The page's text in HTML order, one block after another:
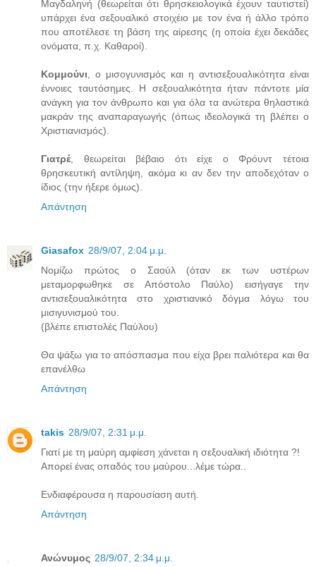
Μαγδαληνή (θεωρείται ότι θρησκειολογικά έχουν ταυτιστεί)
υπάρχει ένα σεξουαλικό στοιχέιο με τον ένα ή άλλο τρόπο
που αποτέλεσε τη βάση της αίρεσης (η οποία έχει δεκάδες
ονόματα, π.χ. Καθαροί).
Κομμούνι , ο μισογυνισμός και η αντισεξουαλικότητα είναι
έννοιες ταυτόσημες. Η σεξουαλικότητα ήταν πάντοτε μία
ανάγκη για τον άνθρωπο και για όλα τα ανώτερα θηλαστικά
μακράν της αναπαραγωγής (όπως ιδεολογικά τη βλέπει ο
Χριστιανισμός).
Γιατρέ , θεωρείται βέβαιο ότι είχε ο Φρόυντ τέτοια
θρησκευτική αντίληψη, ακόμα κι αν δεν την αποδεχόταν ο
ίδιος (την ήξερε όμως).
Απάντηση
Giasafox 28/9/07, 2:04 μ.μ.
Νομίζω πρώτος ο Σαούλ (όταν εκ των υστέρων
μεταμορφωθηκε σε Απόστολο Παύλο) εισήγαγε την
αντισεξουαλικότητα στο χριστιανικό δόγμα λόγω του
μισιγυνισμού του.
(βλέπε επιστολές Παύλου)
Θα ψάξω για το απόσπασμα που είχα βρει παλιότερα και θα
επανέλθω
Απάντηση
takis 28/9/07, 2:31 μ.μ.
Γιατί με τη μαύρη αμφίεση χάνεται η σεξουαλική ιδιότητα ?!
Απορεί ένας οπαδός του μαύρου...λέμε τώρα..
Ενδιαφέρουσα η παρουσίαση αυτή.
Απάντηση
Ανώνυμος 28/9/07, 2:34 μ.μ.